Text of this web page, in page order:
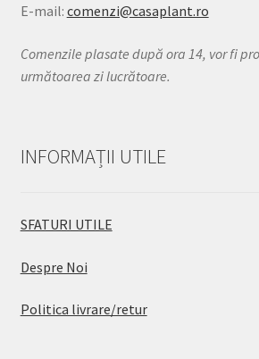
E-mail: comenzi@casaplant.ro
Comenzile plasate după ora 14, vor fi
următoarea zi lucrătoare.
INFORMAȚII UTILE
SFATURI UTILE
Despre Noi
Politica livrare/retur